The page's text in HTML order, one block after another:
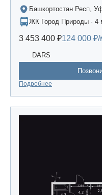
Башкортостан Респ,
ЖК Город Природы · 4
3 453 400 ₽124 000 ₽/
DARS
Подробнее